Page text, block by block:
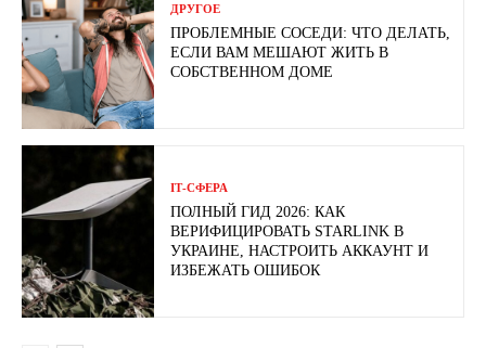
ДРУГОЕ
ПРОБЛЕМНЫЕ СОСЕДИ: ЧТО ДЕЛАТЬ,
ЕСЛИ ВАМ МЕШАЮТ ЖИТЬ В
СОБСТВЕННОМ ДОМЕ
ІТ-СФЕРА
ПОЛНЫЙ ГИД 2026: КАК
ВЕРИФИЦИРОВАТЬ STARLINK В
УКРАИНЕ, НАСТРОИТЬ АККАУНТ И
ИЗБЕЖАТЬ ОШИБОК